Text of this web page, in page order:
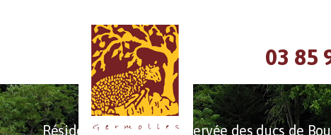
03 85
Résidence la mieux conservée des ducs de